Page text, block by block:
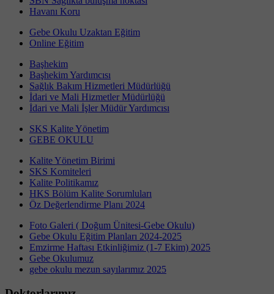
Havanı Koru
Gebe Okulu Uzaktan Eğitim
Online Eğitim
Başhekim
Başhekim Yardımcısı
Sağlık Bakım Hizmetleri Müdürlüğü
İdari ve Mali Hizmetler Müdürlüğü
İdari ve Mali İşler Müdür Yardımcısı
SKS Kalite Yönetim
GEBE OKULU
Kalite Yönetim Birimi
SKS Komiteleri
Kalite Politikamız
HKS Bölüm Kalite Sorumluları
Öz Değerlendirme Planı 2024
Foto Galeri ( Doğum Ünitesi-Gebe Okulu)
Gebe Okulu Eğitim Planları 2024-2025
Emzirme Haftası Etkinliğimiz (1-7 Ekim) 2025
Gebe Okulumuz
gebe okulu mezun sayılarımız 2025